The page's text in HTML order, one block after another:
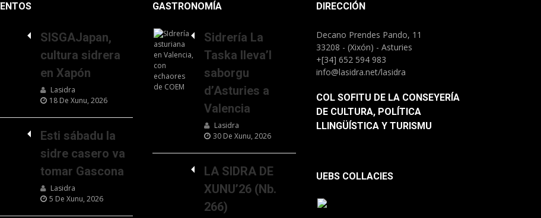
SISGAJapan,
cultura sidrera
en Xapón
Lasidra
18 De Xunu, 2026
Esti sábadu la
sidre casero va
tomar Gascona
Lasidra
5 De Xunu, 2026
GASTRONOMÍA
Sidrería La
Taska lleva’l
saborgu
d’Asturies a
Valencia
Lasidra
30 De Xunu, 2026
LA SIDRA DE
XUNU’26 (Nb.
266)
DIRECCIÓN
Decano Prendes Pando, 11
33208 - (Xixón) - Asturies
+[34] 652 594 983
info@lasidra.net/lasidra
COL SOFITU DE LA CONSEYERÍA
DE CULTURA, POLÍTICA
LLINGÜÍSTICA Y TURISMU
UEBS COLLACIES